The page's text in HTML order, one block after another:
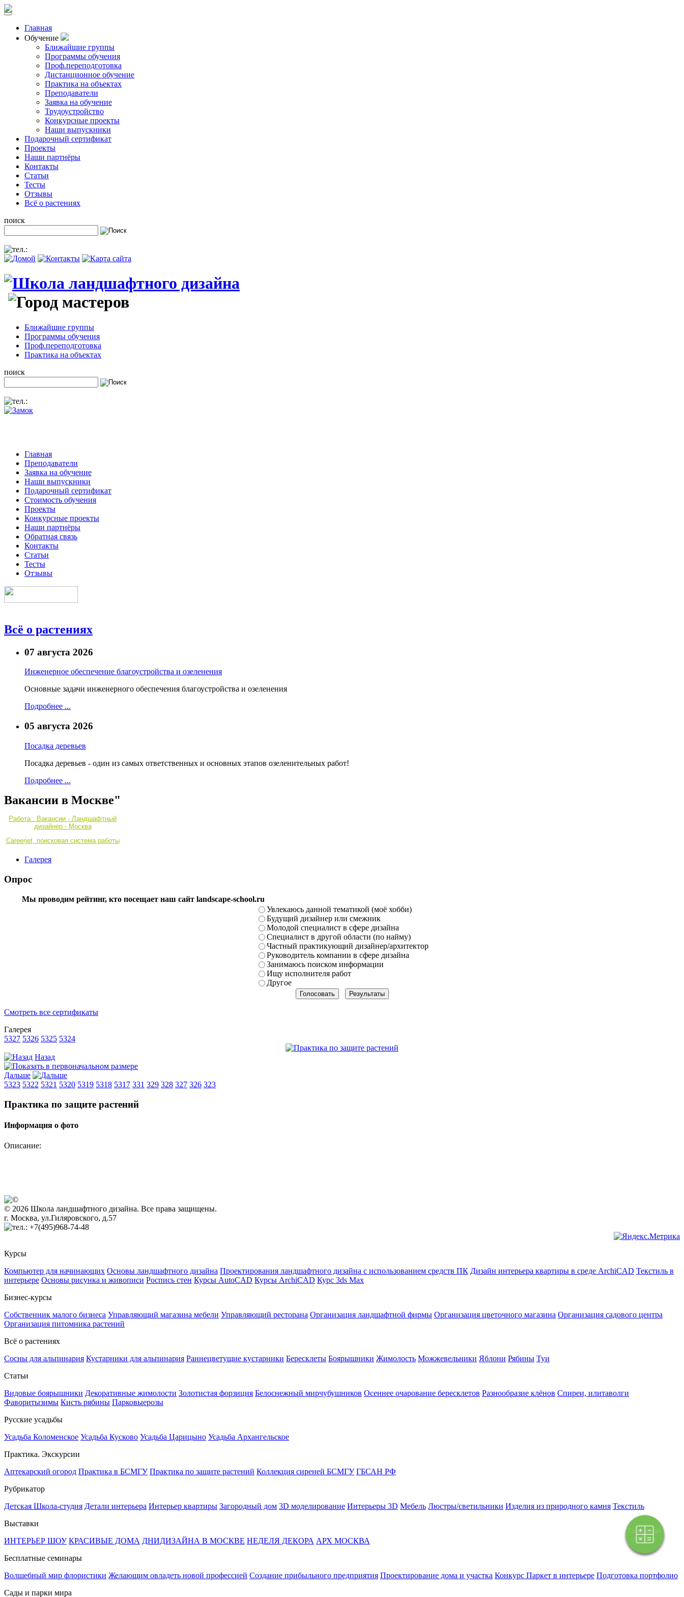
Поэтапная
оплата
Главная
Обучение
Ближайшие группы
Программы обучения
Проф.переподготовка
Дистанционное обучение
Практика на объектах
Преподаватели
Заявка на обучение
Трудоустройство
Конкурсные проекты
Наши выпускники
Подарочный сертификат
Проекты
Наши партнёры
Контакты
Статьи
Тесты
Отзывы
Всё о растениях
поиск
Ближайшие группы
Программы обучения
Проф.переподготовка
Практика на объектах
поиск
Главная
Преподаватели
Заявка на обучение
Наши выпускники
Подарочный сертификат
Стоимость обучения
Проекты
Конкурсные проекты
Наши партнёры
Обратная связь
Контакты
Статьи
Тесты
Отзывы
Всё о растениях
07 августа 2026
Инженерное обеспечение благоустройства и озеленения
Основные задачи инженерного обеспечения благоустройства и озеленения
Подробнее ...
05 августа 2026
Посадка деревьев
Посадка деревьев - один из самых ответственных и основных этапов озеленительных работ!
Подробнее ...
Вакансии в Москве"
Работа : Вакансии - Ландшафтный
дизайнер - Москва
Careerjet, поисковая система работы
Галерея
Опрос
Мы проводим рейтинг, кто посещает наш сайт landscape-school.ru
Увлекаюсь данной тематикой (моё хобби)
Будущий дизайнер или смежник
Молодой специалист в сфере дизайна
Специалист в другой области (по найму)
Частный практикующий дизайнер/архитектор
Руководитель компании в сфере дизайна
Занимаюсь поиском информации
Ищу исполнителя работ
Другое
Смотреть все сертификаты
Галерея
5327 5326 5325 5324
Назад
Дальше
5323 5322 5321 5320 5319 5318 5317 331 329 328 327 326 323
Практика по защите растений
Информация о фото
Описание:
© 2026 Школа ландшафтного дизайна. Все права защищены.
г. Москва, ул.Гиляровского, д.57
+7(495)968-74-48
Курсы
Компьютер для начинающих Основы ландшафтного дизайна Проектирования ландшафтного дизайна с использованием средств ПК Дизайн интерьера квартиры в среде ArchiCAD Текстиль в
интерьере Основы рисунка и живописи Роспись стен Курсы AutoCAD Курсы ArchiCAD Курс 3ds Max
Бизнес-курсы
Собственник малого бизнеса Управляющий магазина мебели Управляющий ресторана Организация ландшафтной фирмы Организация цветочного магазина Организация садового центра
Организация питомника растений
Всё о растениях
Сосны для альпинария Кустарники для альпинария Раннецветущие кустарники Бересклеты Боярышники Жимолость Можжевельники Яблони Рябины Туи
Статьи
Видовые боярышники Декоративные жимолости Золотистая форзиция Белоснежный мирчубушников Осеннее очарование бересклетов Разнообразие клёнов Спиреи, илитаволги
Фаворитызимы Кисть рябины Парковыерозы
Русские усадьбы
Усадьба Коломенское Усадьба Кусково Усадьба Царицыно Усадьба Архангельское
Практика. Экскурсии
Аптекарский огород Практика в БСМГУ Практика по защите растений Коллекция сиреней БСМГУ ГБСАН РФ
Рубрикатор
Детская Школа-студия Детали интерьера Интерьер квартиры Загородный дом 3D моделирование Интерьеры 3D Мебель Люстры/светильники Изделия из природного камня Текстиль
Выставки
ИНТЕРЬЕР ШОУ КРАСИВЫЕ ДОМА ДНИДИЗАЙНА В МОСКВЕ НЕДЕЛЯ ДЕКОРА АРХ МОСКВА
Бесплатные семинары
Волшебный мир флористики Желающим овладеть новой профессией Создание прибыльного предприятия Проектирование дома и участка Конкурс Паркет в интерьере Подготовка портфолио
Сады и парки мира